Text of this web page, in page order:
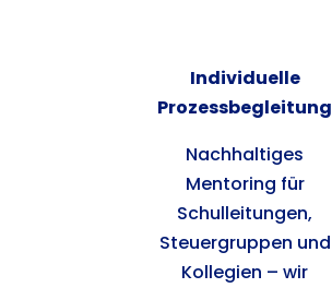
Individuelle
Prozessbegleitung
Nachhaltiges
Mentoring für
Schulleitungen,
Steuergruppen und
Kollegien – wir